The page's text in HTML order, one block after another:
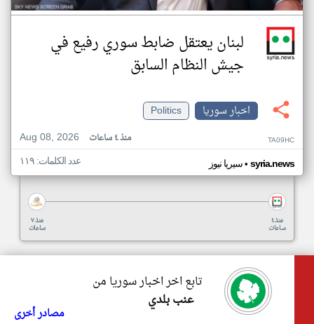
لبنان يعتقل ضابط سوري رفيع في
جيش النظام السابق
اخبار سوريا
Politics
Aug 08, 2026
منذ ٤ ساعات TA09HC
سيريا نيوز• syria.news عدد الكلمات: ١١٩
منذ ٧
ساعات
منذ ٤
ساعات
تابع اخر اخبار سوريا من
عنب بلدي
مصادر أخرى